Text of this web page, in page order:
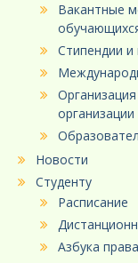
Вакантные
Стипендии
организации
Новости
Студенту
Расписание
Азбука права